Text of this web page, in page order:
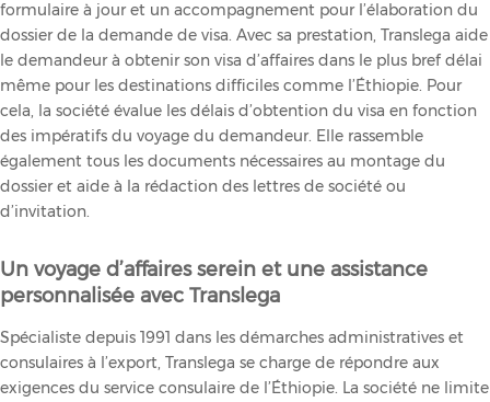
formulaire à jour et un accompagnement pour l’élaboration du
dossier de la demande de visa. Avec sa prestation, Translega aide
le demandeur à obtenir son visa d’affaires dans le plus bref délai
même pour les destinations difficiles comme l’Éthiopie. Pour
cela, la société évalue les délais d’obtention du visa en fonction
des impératifs du voyage du demandeur. Elle rassemble
également tous les documents nécessaires au montage du
dossier et aide à la rédaction des lettres de société ou
d’invitation.
Un voyage d’affaires serein et une assistance
personnalisée avec Translega
Spécialiste depuis 1991 dans les démarches administratives et
consulaires à l’export, Translega se charge de répondre aux
exigences du service consulaire de l’Éthiopie. La société ne limite